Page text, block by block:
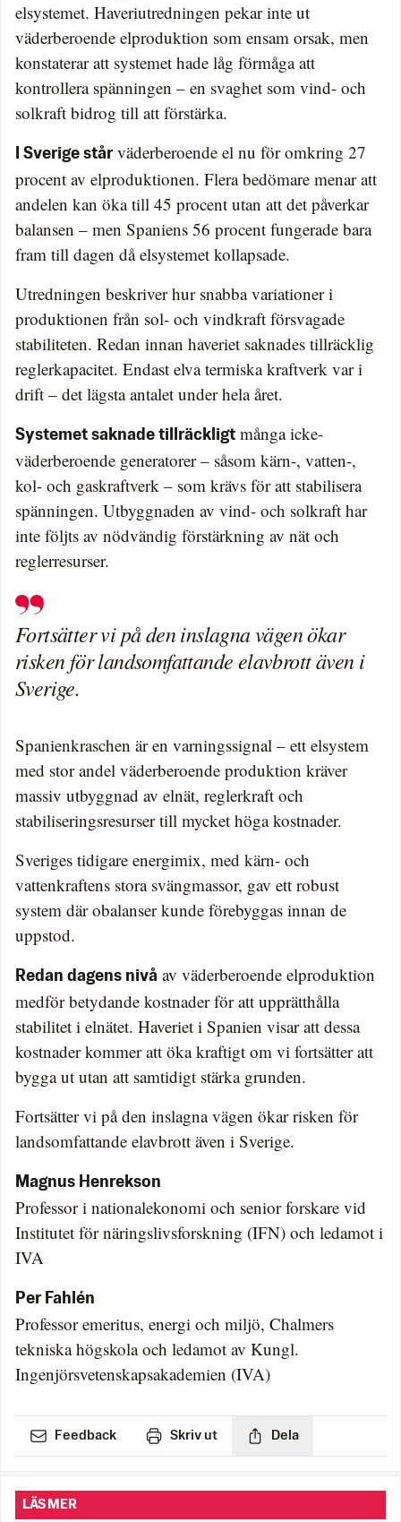
elsystemet. Haveriutredningen pekar inte ut
väderberoende elproduktion som ensam orsak, men
konstaterar att systemet hade låg förmåga att
kontrollera spänningen – en svaghet som vind- och
solkraft bidrog till att förstärka.
I Sverige står väderberoende el nu för omkring 27
procent av elproduktionen. Flera bedömare menar att
andelen kan öka till 45 procent utan att det påverkar
balansen – men Spaniens 56 procent fungerade bara
fram till dagen då elsystemet kollapsade.
Utredningen beskriver hur snabba variationer i
produktionen från sol- och vindkraft försvagade
stabiliteten. Redan innan haveriet saknades tillräcklig
reglerkapacitet. Endast elva termiska kraftverk var i
drift – det lägsta antalet under hela året.
Systemet saknade tillräckligt många icke-
väderberoende generatorer – såsom kärn-, vatten-,
kol- och gaskraftverk – som krävs för att stabilisera
spänningen. Utbyggnaden av vind- och solkraft har
inte följts av nödvändig förstärkning av nät och
reglerresurser.
Fortsätter vi på den inslagna vägen ökar
risken för landsomfattande elavbrott även i
Sverige.
Spanienkraschen är en varningssignal – ett elsystem
med stor andel väderberoende produktion kräver
massiv utbyggnad av elnät, reglerkraft och
stabiliseringsresurser till mycket höga kostnader.
Sveriges tidigare energimix, med kärn- och
vattenkraftens stora svängmassor, gav ett robust
system där obalanser kunde förebyggas innan de
uppstod.
Redan dagens nivå av väderberoende elproduktion
medför betydande kostnader för att upprätthålla
stabilitet i elnätet. Haveriet i Spanien visar att dessa
kostnader kommer att öka kraftigt om vi fortsätter att
bygga ut utan att samtidigt stärka grunden.
Fortsätter vi på den inslagna vägen ökar risken för
landsomfattande elavbrott även i Sverige.
Magnus Henrekson
Professor i nationalekonomi och senior forskare vid
Institutet för näringslivsforskning (IFN) och ledamot i
IVA
Per Fahlén
Professor emeritus, energi och miljö, Chalmers
tekniska högskola och ledamot av Kungl.
Ingenjörsvetenskapsakademien (IVA)
Feedback Skriv ut Dela
LÄS MER